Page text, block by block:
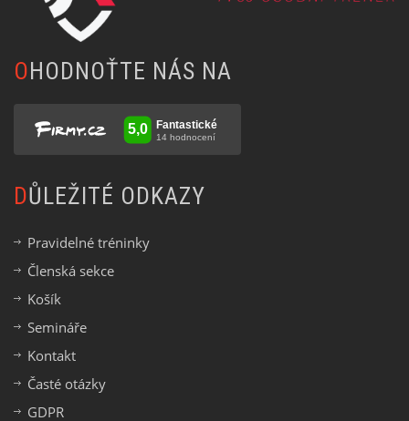
OHODNOŤTE NÁS NA
DŮLEŽITÉ ODKAZY
Pravidelné tréninky
Členská sekce
Košík
Semináře
Kontakt
Časté otázky
GDPR